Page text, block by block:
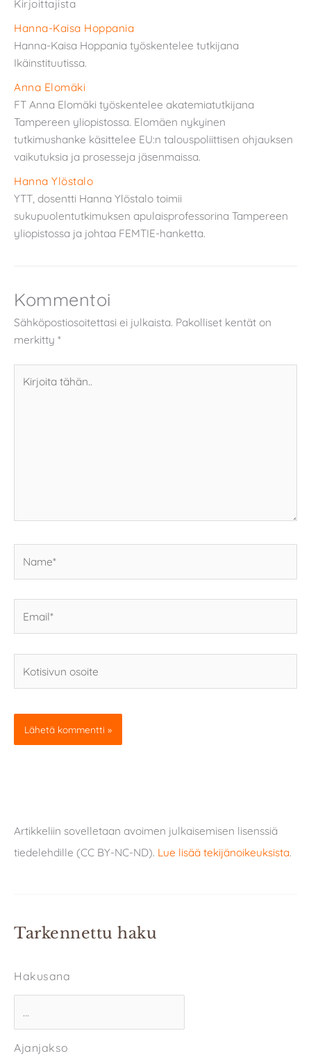
Kirjoittajista
Hanna-Kaisa Hoppania
Hanna-Kaisa Hoppania työskentelee tutkijana
Ikäinstituutissa.
Anna Elomäki
FT Anna Elomäki työskentelee akatemiatutkijana
Tampereen yliopistossa. Elomäen nykyinen
tutkimushanke käsittelee EU:n talouspoliittisen ohjauksen
vaikutuksia ja prosesseja jäsenmaissa.
Hanna Ylöstalo
YTT, dosentti Hanna Ylöstalo toimii
sukupuolentutkimuksen apulaisprofessorina Tampereen
yliopistossa ja johtaa FEMTIE-hanketta.
Kommentoi
Sähköpostiosoitettasi ei julkaista. Pakolliset kentät on
merkitty *
tähän..
osoite
Artikkeliin sovelletaan avoimen julkaisemisen lisenssiä
tiedelehdille (CC BY-NC-ND). Lue lisää tekijänoikeuksista.
Tarkennettu haku
Hakusana
Ajanjakso